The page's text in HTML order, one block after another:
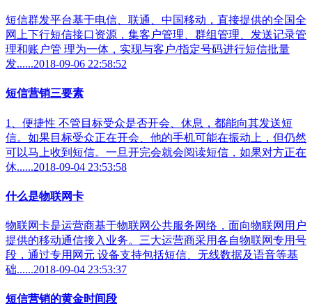
短信群发平台基于电信、联通、中国移动，直接提供的全国全
网上下行短信接口资源，集客户管理、群组管理、发送记录管
理和账户管 理为一体，实现与客户/指定号码进行短信批量
发......2018-09-06 22:58:52
短信营销三要素
1、便捷性 不管目标受众是否开会、休息，都能向其发送短
信。如果目标受众正在开会、他的手机可能在振动上，但仍然
可以马上收到短信。一旦开完会就会阅读短信，如果对方正在
休......2018-09-04 23:53:58
什么是物联网卡
物联网卡是运营商基于物联网公共服务网络，面向物联网用户
提供的移动通信接入业务。三大运营商采用各自物联网专用号
段，通过专用网元 设备支持包括短信、无线数据及语音等基
础......2018-09-04 23:53:37
短信营销的黄金时间段